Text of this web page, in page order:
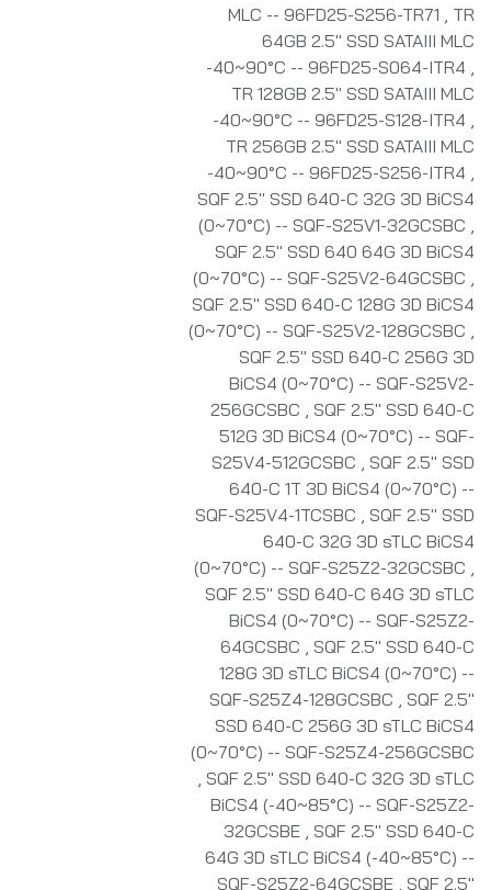
MLC -- 96FD25-S256-TR71
TR
64GB 2.5" SSD SATAIII MLC
-40~90°C -- 96FD25-S064-ITR4
TR 128GB 2.5" SSD SATAIII MLC
-40~90°C -- 96FD25-S128-ITR4
TR 256GB 2.5" SSD SATAIII MLC
-40~90°C -- 96FD25-S256-ITR4
SQF 2.5" SSD 640-C 32G 3D BiCS4
(0~70°C) -- SQF-S25V1-32GCSBC
SQF 2.5" SSD 640 64G 3D BiCS4
(0~70°C) -- SQF-S25V2-64GCSBC
SQF 2.5" SSD 640-C 128G 3D BiCS4
(0~70°C) -- SQF-S25V2-128GCSBC
SQF 2.5" SSD 640-C 256G 3D
BiCS4 (0~70°C) -- SQF-S25V2-
256GCSBC
SQF 2.5" SSD 640-C
512G 3D BiCS4 (0~70°C) -- SQF-
S25V4-512GCSBC
SQF 2.5" SSD
640-C 1T 3D BiCS4 (0~70°C) --
SQF-S25V4-1TCSBC
SQF 2.5" SSD
640-C 32G 3D sTLC BiCS4
(0~70°C) -- SQF-S25Z2-32GCSBC
SQF 2.5" SSD 640-C 64G 3D sTLC
BiCS4 (0~70°C) -- SQF-S25Z2-
64GCSBC
SQF 2.5" SSD 640-C
128G 3D sTLC BiCS4 (0~70°C) --
SQF-S25Z4-128GCSBC
SQF 2.5"
SSD 640-C 256G 3D sTLC BiCS4
(0~70°C) -- SQF-S25Z4-256GCSBC
SQF 2.5" SSD 640-C 32G 3D sTLC
BiCS4 (-40~85°C) -- SQF-S25Z2-
32GCSBE SQF 2.5" SSD 640-C
64G 3D sTLC BiCS4 (-40~85°C) --
SQF-S25Z2-64GCSBE SQF 2.5"